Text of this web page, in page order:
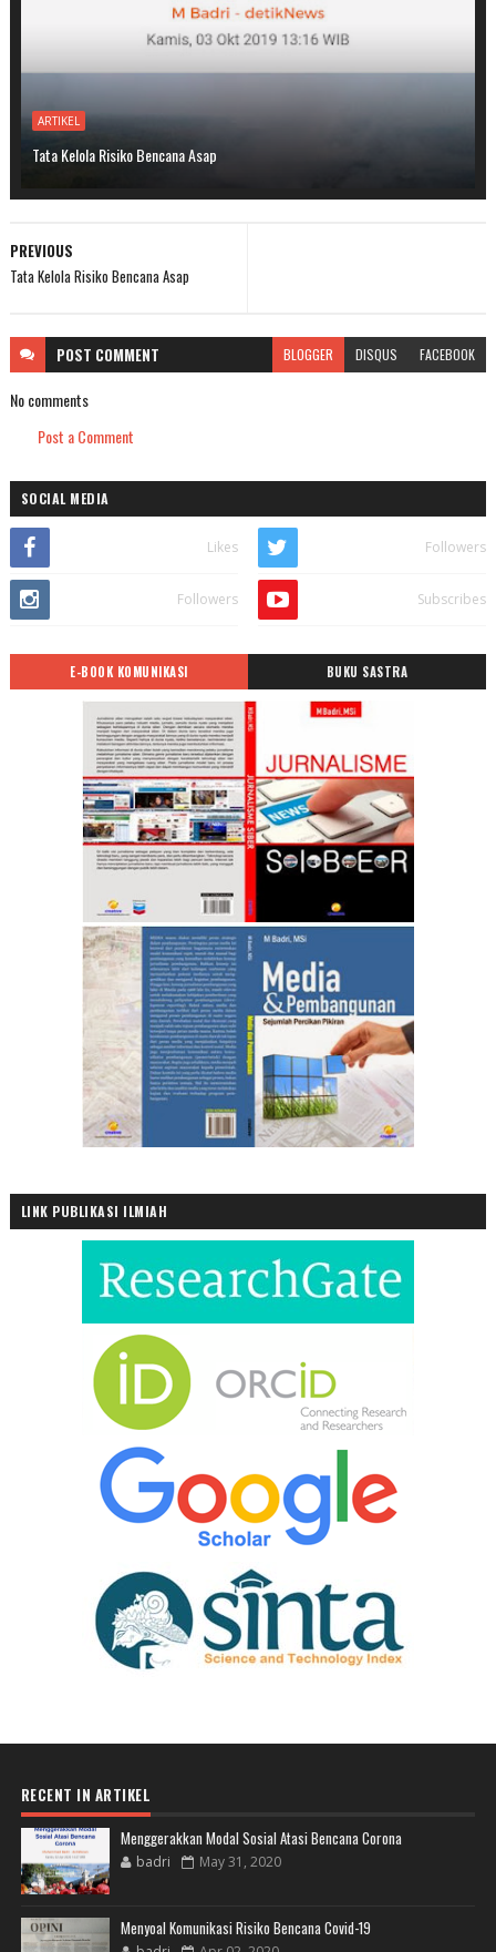
ARTIKEL
Tata Kelola Risiko Bencana Asap
PREVIOUS
Tata Kelola Risiko Bencana Asap
POST COMMENT BLOGGER DISQUS FACEBOOK
No comments
Post a Comment
SOCIAL MEDIA
Likes Followers
Followers Subscribes
E-BOOK KOMUNIKASI BUKU SASTRA
LINK PUBLIKASI ILMIAH
RECENT IN ARTIKEL
Menggerakkan Modal Sosial Atasi Bencana Corona
badri May 31, 2020
Menyoal Komunikasi Risiko Bencana Covid-19